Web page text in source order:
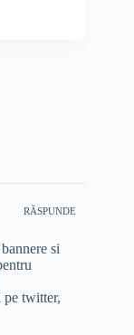
RĂSPUNDE
si
twitter,